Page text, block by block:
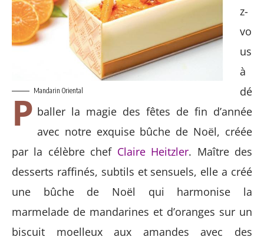
Mandarin Oriental
P
z-
vo
us
à
dé
baller la magie des fêtes de fin d’année
avec notre exquise bûche de Noël, créée
par la célèbre chef Claire Heitzler. Maître des
desserts raffinés, subtils et sensuels, elle a créé
une bûche de Noël qui harmonise la
marmelade de mandarines et d’oranges sur un
biscuit moelleux aux amandes avec des